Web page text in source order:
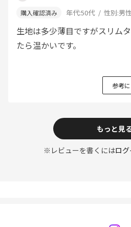
年代:50代 性別:男性
生地は多少薄目ですがスリム
たら温かいです。
参考
もっと見
※レビューを書くにはログ